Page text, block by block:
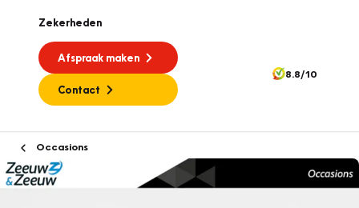
Zekerheden
Afspraak maken
Contact
8.8/10
Occasions